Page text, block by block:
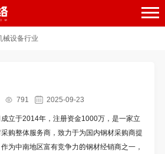
械设备行业
791
2025-09-23
立于2014年，注册资金1000万，是一家立
购整体服务商，致力于为国内钢材采购商提
为中南地区富有竞争力的钢材经销商之一，